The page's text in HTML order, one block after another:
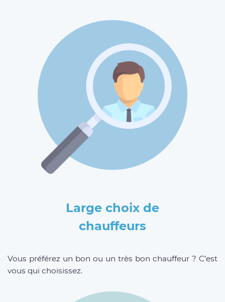
Large choix de
chauffeurs
Vous préférez un bon ou un très bon chauffeur ? C’est
vous qui choisissez.